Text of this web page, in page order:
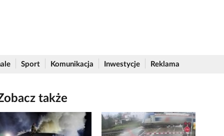
Sport Komunikacja Inwestycje Reklama
także